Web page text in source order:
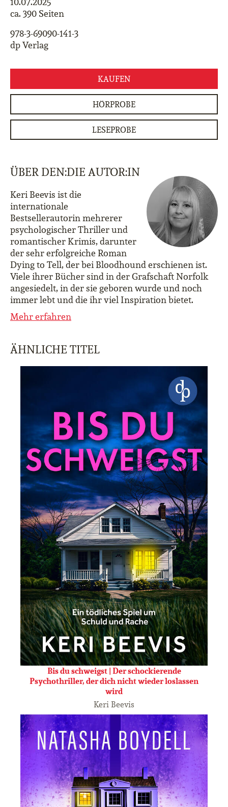
ca. 390 Seiten
978-3-69090-141-3
dp Verlag
KAUFEN
HÖRPROBE
LESEPROBE
ÜBER DEN:DIE AUTOR:IN
Keri Beevis ist die
internationale
Bestsellerautorin mehrerer
psychologischer Thriller und
romantischer Krimis, darunter
der sehr erfolgreiche Roman
Dying to Tell, der bei Bloodhound erschienen ist.
Viele ihrer Bücher sind in der Grafschaft Norfolk
angesiedelt, in der sie geboren wurde und noch
immer lebt und die ihr viel Inspiration bietet.
Mehr erfahren
ÄHNLICHE TITEL
Bis du schweigst | Der schockierende
Psychothriller, der dich nicht wieder loslassen
wird
Keri Beevis